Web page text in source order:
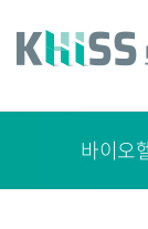
건
서
바이오